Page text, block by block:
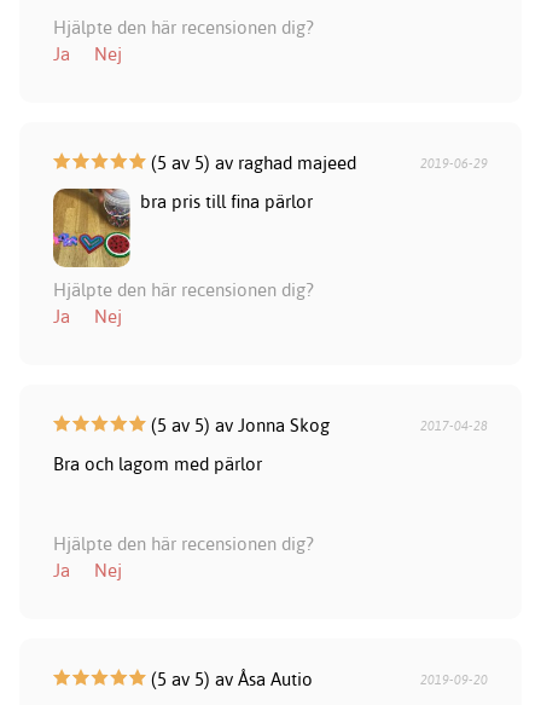
Hjälpte den här recensionen dig?
Ja
Nej
(5 av 5) av raghad majeed 2019-06-29
bra pris till fina pärlor
Hjälpte den här recensionen dig?
Ja
Nej
(5 av 5) av Jonna Skog 2017-04-28
Bra och lagom med pärlor
Hjälpte den här recensionen dig?
Ja
Nej
(5 av 5) av Åsa Autio 2019-09-20